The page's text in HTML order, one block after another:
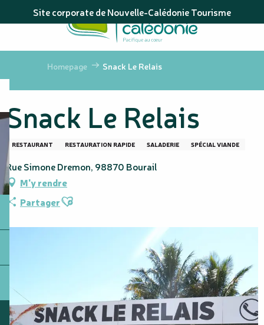
au
principal
Site corporate de Nouvelle-Calédonie Tourisme
Homepage Snack Le Relais
Snack Le Relais
RESTAURANT RESTAURATION RAPIDE SALADERIE SPÉCIAL VIANDE
Rue Simone Dremon, 98870 Bourail
M'y rendre
PartagerAjouter aux favoris